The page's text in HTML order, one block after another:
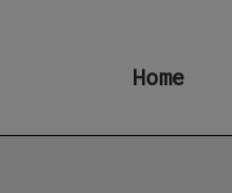
Home